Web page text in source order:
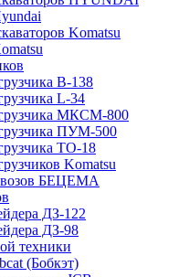
Komatsu
B-138
L-34
МКСМ-800
ПУМ-500
ТО-18
Komatsu
БЕЦЕМА
ДЗ-122
ДЗ-98
техники
(Бобкэт)